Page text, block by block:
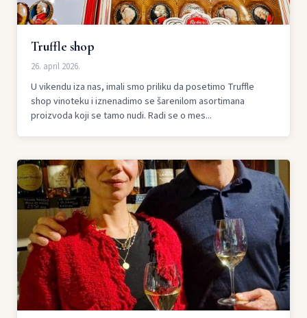
Truffle shop
26. april 2026.
U vikendu iza nas, imali smo priliku da posetimo Truffle
shop vinoteku i iznenadimo se šarenilom asortimana
proizvoda koji se tamo nudi. Radi se o mes...